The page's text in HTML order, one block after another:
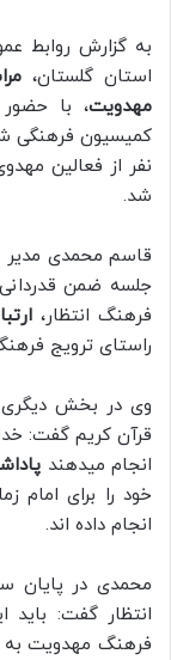
به گزارش روابط
استان گلستان،
مهدویت، با
نفر از فعالین
شد.
قاسم محمدی مدیر
جلسه ضمن
فرهنگ انتظار،
راستای ترویج
وی در بخش دیگری
قرآن کریم گفت:
انجام میدهند
خود را برای امام
انجام داده اند.
محمدی در پایان
انتظار گفت:
فرهنگ مهدویت به